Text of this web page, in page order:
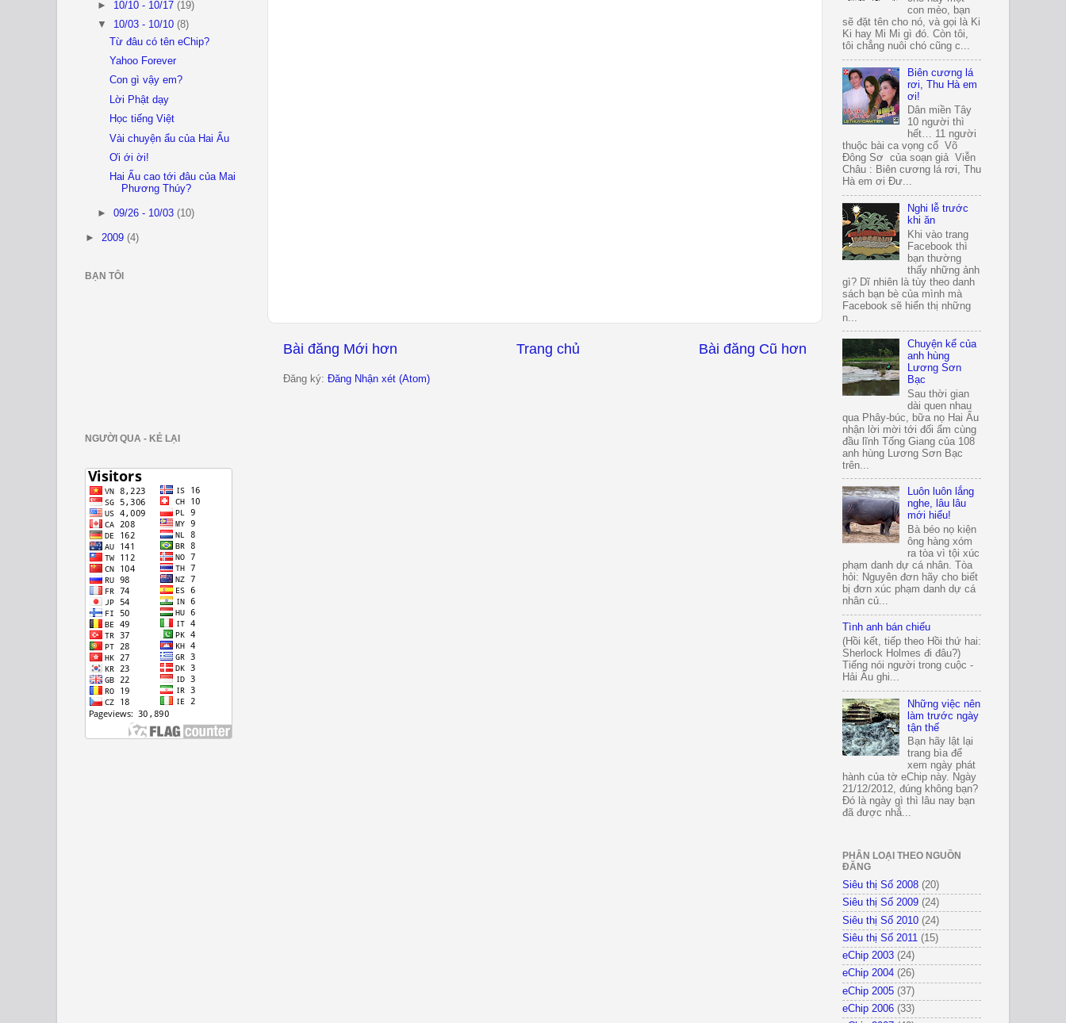
Bài đăng Mới hơn Bài đăng Cũ hơn
Trang chủ
Đăng ký: Đăng Nhận xét (Atom)
► 10/10 - 10/17(19)
▼ 10/03 - 10/10(8)
Từ đâu có tên eChip?
Yahoo Forever
Con gì vậy em?
Lời Phật dạy
Học tiếng Việt
Vài chuyện ẩu của Hai Ẩu
Ơi ới ời!
Hai Ẩu cao tới đâu của Mai
Phương Thúy?
►09/26 - 10/03(10)
► 2009 (4)
BẠN TÔI
NGƯỜI QUA - KẺ LẠI
con mèo, bạn
sẽ đặt tên cho nó, và gọi là Ki
Ki hay Mi Mi gì đó. Còn tôi,
tôi chẳng nuôi chó cũng c...
Biên cương lá
rơi, Thu Hà em
ơi!
Dân miền Tây
10 người thì
hết… 11 người
thuộc bài ca vọng cổ Võ
Đông Sơ của soạn giả Viễn
Châu : Biên cương lá rơi, Thu
Hà em ơi Đư...
Nghi lễ trước
khi ăn
Khi vào trang
Facebook thì
bạn thường
thấy những ảnh
gì? Dĩ nhiên là tùy theo danh
sách bạn bè của mình mà
Facebook sẽ hiển thị những
n...
Chuyện kể của
anh hùng
Lương Sơn
Bạc
Sau thời gian
dài quen nhau
qua Phây-búc, bữa nọ Hai Ẩu
nhận lời mời tới đối ẩm cùng
đầu lĩnh Tống Giang của 108
anh hùng Lương Sơn Bạc
trên...
Luôn luôn lắng
nghe, lâu lâu
mới hiểu!
Bà béo nọ kiện
ông hàng xóm
ra tòa vì tội xúc
phạm danh dự cá nhân. Tòa
hỏi: Nguyên đơn hãy cho biết
bị đơn xúc phạm danh dự cá
nhân củ...
Tình anh bán chiếu
(Hồi kết, tiếp theo Hồi thứ hai:
Sherlock Holmes đi đâu?)
Tiếng nói người trong cuộc -
Hải Âu ghi...
Những việc nên
làm trước ngày
tận thế
Bạn hãy lật lại
trang bìa để
xem ngày phát
hành của tờ eChip này. Ngày
21/12/2012, đúng không bạn?
Đó là ngày gì thì lâu nay bạn
đã được nhắ...
PHÂN LOẠI THEO NGUỒN
ĐĂNG
Siêu thị Số 2008 (20)
Siêu thị Số 2009 (24)
Siêu thị Số 2010 (24)
Siêu thị Số 2011 (15)
eChip 2003 (24)
eChip 2004 (26)
eChip 2005 (37)
eChip 2006 (33)